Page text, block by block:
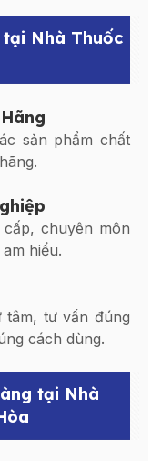
Nhà Thuốc
sản phẩm chất
chuyên môn
hiểu.
tâm, tư vấn đúng
cách dùng.
tại Nhà